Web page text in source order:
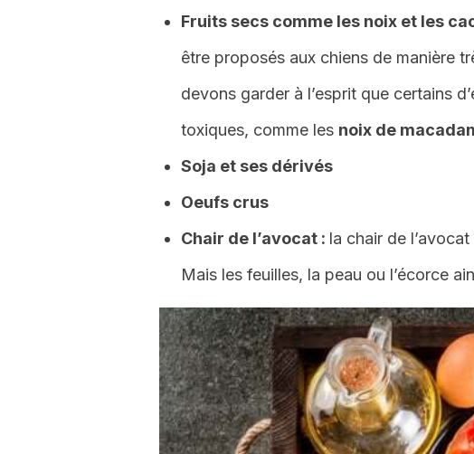
Fruits secs comme les noix et les
être proposés aux chiens de manière
devons garder à l’esprit que certains
toxiques, comme les noix de
Soja et ses dérivés
Oeufs crus
Chair de l’avocat : la chair de
Mais les feuilles, la peau ou l’écorce